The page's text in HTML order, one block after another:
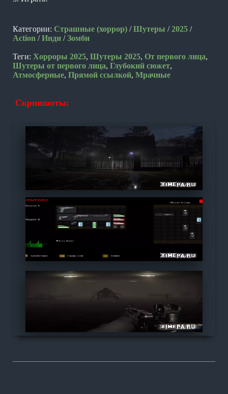
Категории: Страшные (хоррор) /Шутеры /2025 /
Action /Инди /Зомби
Теги: Хорроры 2025, Шутеры 2025, От первого лица,
Шутеры от первого лица, Глубокий сюжет,
Атмосферные, Прямой ссылкой, Мрачные
Скриншоты: